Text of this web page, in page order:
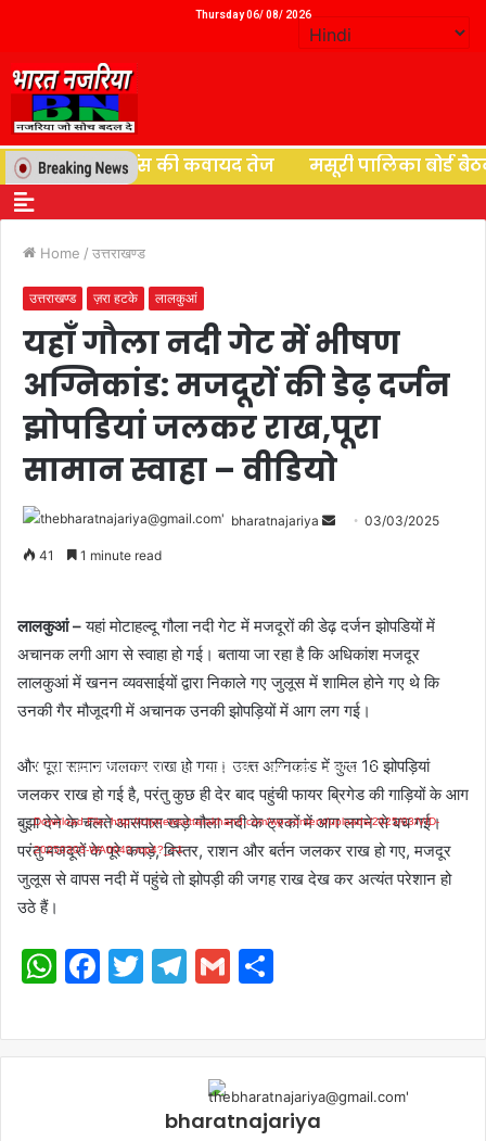
Thursday 06/ 08/ 2026
के पुनर्वास की कवायद तेज मसूरी पालिका बोर्ड बैठक
Home / उत्तराखण्ड
उत्तराखण्ड ज़रा हटके लालकुआं
यहाँ गौला नदी गेट में भीषण
अग्निकांड: मजदूरों की डेढ़ दर्जन
झोपडियां जलकर राख,पूरा
सामान स्वाहा – वीडियो
bharatnajariya 03/03/2025
41 1 minute read
लालकुआं –यहां मोटाहल्दू गौला नदी गेट में मजदूरों की डेढ़ दर्जन झोपडियों में
अचानक लगी आग से स्वाहा हो गई। बताया जा रहा है कि अधिकांश मजदूर
लालकुआं में खनन व्यवसाईयों द्वारा निकाले गए जुलूस में शामिल होने गए थे कि
उनकी गैर मौजूदगी में अचानक उनकी झोपड़ियों में आग लग गई।
Video
Player
Media error: Format(s) not supported or source(s) not found
Download File: http://citynewsuttarakhand.com/wp-content/uploads/2025/03/VID-
20250303-WA0040.mp4?_=1
और पूरा सामान जलकर राख हो गया। उक्त अग्निकांड में कुल 16 झोपड़ियां
जलकर राख हो गई है, परंतु कुछ ही देर बाद पहुंची फायर ब्रिगेड की गाड़ियों के आग
बुझा देने के चलते आसपास खड़े गौला नदी के ट्रकों में आग लगने से बच गई।
परंतु मजदूरों के पूरे कपड़े, बिस्तर, राशन और बर्तन जलकर राख हो गए, मजदूर
जुलूस से वापस नदी में पहुंचे तो झोपड़ी की जगह राख देख कर अत्यंत परेशान हो
उठे हैं।
WhatsApp
Facebook
Twitter
Telegram
Gmail
bharatnajariya